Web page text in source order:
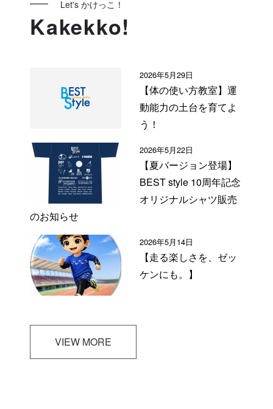
Let's かけっこ！
Kakekko!
2026年5月29日
【体の使い方教室】運
動能力の土台を育てよ
う！
2026年5月22日
【夏バージョン登場】
BEST style 10周年記念
オリジナルシャツ販売
のお知らせ
2026年5月14日
【走る楽しさを、ゼッ
ケンにも。】
VIEW MORE